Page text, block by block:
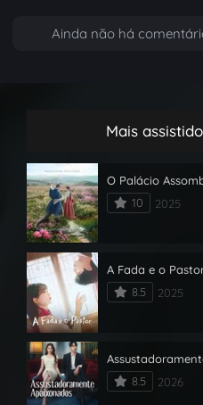
Ainda não há
Mais
O Palácio
10
2025
A Fada e o
8.5
2025
8.5
2026